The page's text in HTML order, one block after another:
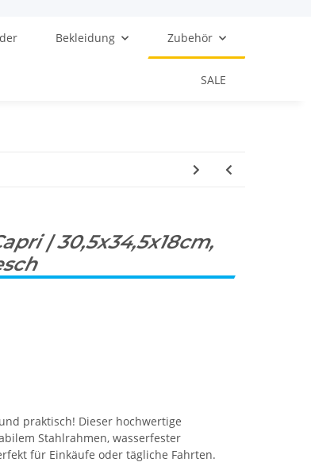
Bekleidung Zubehör
SALE
| 30,5x34,5x18cm,
praktisch! Dieser hochwertige
Stahlrahmen, wasserfester
für Einkäufe oder tägliche Fahrten.